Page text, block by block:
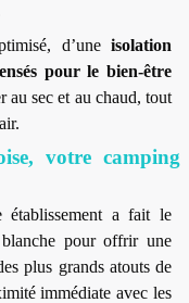
d’une isolation
pour le bien-être
au sec et au chaud, tout
votre camping
établissement a fait le
pour offrir une
plus grands atouts de
immédiate avec les